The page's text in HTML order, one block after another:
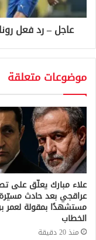
عاجل – رد فعل
موضوعات متعلقة
علاء مبارك يعلّق على
عراقجي بعد حادث
مستشهدًا بمقولة لعمر
الخطاب
منذ 20 دقيقة